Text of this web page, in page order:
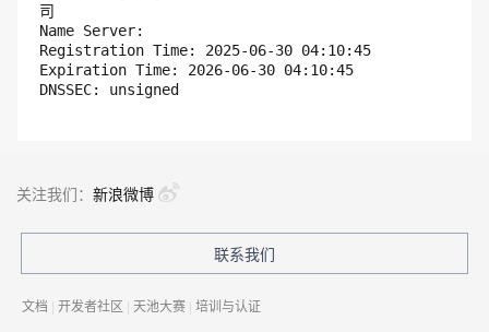
司
Name Server:
Registration Time: 2025-06-30 04:10:45
Expiration Time: 2026-06-30 04:10:45
关注我们： 新浪微博
联系我们
文档 | 开发者社区 | 天池大赛 | 培训与认证